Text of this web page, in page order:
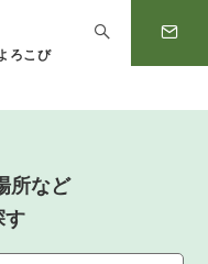
ろこび
所など
す